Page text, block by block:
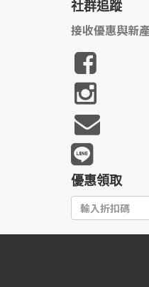
社群追蹤
接收優惠與新
優惠領取